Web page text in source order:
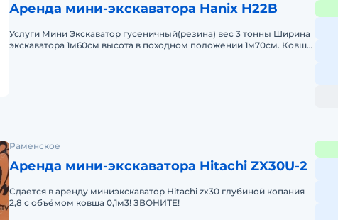
Аренда мини-экскаватора Hanix H22B
Услуги Мини Экскаватор гусеничный(резина) вес 3 тонны Ширина
экскаватора 1м60см высота в походном положении 1м70см. Ковши
Раменское
Аренда мини-экскаватора Hitachi ZX30U-2
Сдается в аренду миниэкскаватор Hitachi zx30 глубиной копания
2,8 с объёмом ковша 0,1м3! ЗВОНИТЕ!